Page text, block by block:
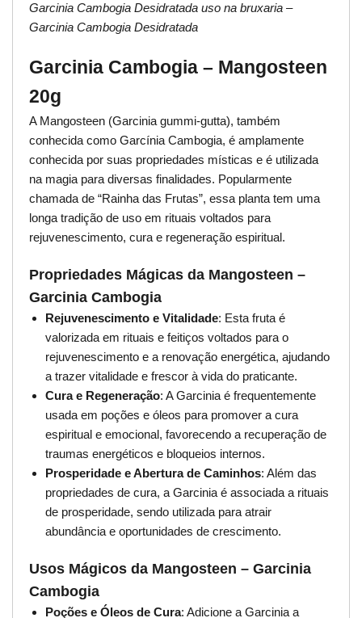
Garcinia Cambogia Desidratada uso na bruxaria –
Garcinia Cambogia Desidratada
Garcinia Cambogia – Mangosteen
20g
A Mangosteen (Garcinia gummi-gutta), também
conhecida como Garcínia Cambogia, é amplamente
conhecida por suas propriedades místicas e é utilizada
na magia para diversas finalidades. Popularmente
chamada de “Rainha das Frutas”, essa planta tem uma
longa tradição de uso em rituais voltados para
rejuvenescimento, cura e regeneração espiritual.
Propriedades Mágicas da Mangosteen –
Garcinia Cambogia
Rejuvenescimento e Vitalidade: Esta fruta é
valorizada em rituais e feitiços voltados para o
rejuvenescimento e a renovação energética, ajudando
a trazer vitalidade e frescor à vida do praticante.
Cura e Regeneração: A Garcinia é frequentemente
usada em poções e óleos para promover a cura
espiritual e emocional, favorecendo a recuperação de
traumas energéticos e bloqueios internos.
Prosperidade e Abertura de Caminhos: Além das
propriedades de cura, a Garcinia é associada a rituais
de prosperidade, sendo utilizada para atrair
abundância e oportunidades de crescimento.
Usos Mágicos da Mangosteen – Garcinia
Cambogia
Poções e Óleos de Cura: Adicione a Garcinia a